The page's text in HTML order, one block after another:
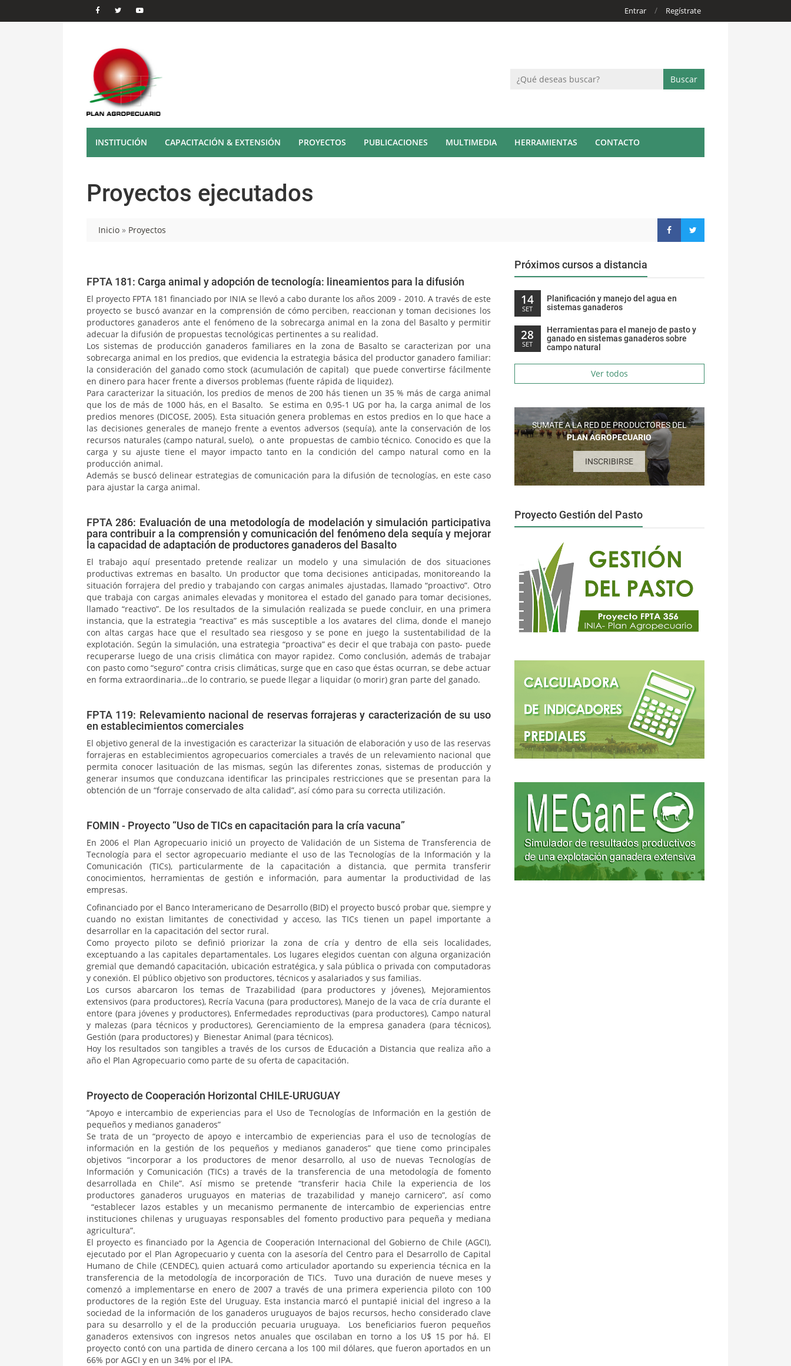
Entrar / Regístrate
INSTITUCIÓN CAPACITACIÓN & EXTENSIÓN PROYECTOS PUBLICACIONES MULTIMEDIA HERRAMIENTAS CONTACTO
Proyectos ejecutados
Inicio » Proyectos
FPTA 181: Carga animal y adopción de tecnología: lineamientos para la difusión
El proyecto FPTA 181 financiado por INIA se llevó a cabo durante los años 2009 - 2010. A través de este
proyecto se buscó avanzar en la comprensión de cómo perciben, reaccionan y toman decisiones los
productores ganaderos ante el fenómeno de la sobrecarga animal en la zona del Basalto y permitir
adecuar la difusión de propuestas tecnológicas pertinentes a su realidad.
Los sistemas de producción ganaderos familiares en la zona de Basalto se caracterizan por una
sobrecarga animal en los predios, que evidencia la estrategia básica del productor ganadero familiar:
la consideración del ganado como stock (acumulación de capital) que puede convertirse fácilmente
en dinero para hacer frente a diversos problemas (fuente rápida de liquidez).
Para caracterizar la situación, los predios de menos de 200 hás tienen un 35 % más de carga animal
que los de más de 1000 hás, en el Basalto. Se estima en 0,95-1 UG por ha, la carga animal de los
predios menores (DICOSE, 2005). Esta situación genera problemas en estos predios en lo que hace a
las decisiones generales de manejo frente a eventos adversos (sequía), ante la conservación de los
recursos naturales (campo natural, suelo), o ante propuestas de cambio técnico. Conocido es que la
carga y su ajuste tiene el mayor impacto tanto en la condición del campo natural como en la
producción animal.
Además se buscó delinear estrategias de comunicación para la difusión de tecnologías, en este caso
para ajustar la carga animal.
FPTA 286: Evaluación de una metodología de modelación y simulación participativa
para contribuir a la comprensión y comunicación del fenómeno dela sequía y mejorar
la capacidad de adaptación de productores ganaderos del Basalto
El trabajo aquí presentado pretende realizar un modelo y una simulación de dos situaciones
productivas extremas en basalto. Un productor que toma decisiones anticipadas, monitoreando la
situación forrajera del predio y trabajando con cargas animales ajustadas, llamado “proactivo”. Otro
que trabaja con cargas animales elevadas y monitorea el estado del ganado para tomar decisiones,
llamado “reactivo”. De los resultados de la simulación realizada se puede concluir, en una primera
instancia, que la estrategia “reactiva” es más susceptible a los avatares del clima, donde el manejo
con altas cargas hace que el resultado sea riesgoso y se pone en juego la sustentabilidad de la
explotación. Según la simulación, una estrategia “proactiva” es decir el que trabaja con pasto- puede
recuperarse luego de una crisis climática con mayor rapidez. Como conclusión, además de trabajar
con pasto como “seguro” contra crisis climáticas, surge que en caso que éstas ocurran, se debe actuar
en forma extraordinaria…de lo contrario, se puede llegar a liquidar (o morir) gran parte del ganado.
FPTA 119: Relevamiento nacional de reservas forrajeras y caracterización de su uso
en establecimientos comerciales
El objetivo general de la investigación es caracterizar la situación de elaboración y uso de las reservas
forrajeras en establecimientos agropecuarios comerciales a través de un relevamiento nacional que
permita conocer lasituación de las mismas, según las diferentes zonas, sistemas de producción y
generar insumos que conduzcana identificar las principales restricciones que se presentan para la
obtención de un “forraje conservado de alta calidad”, así cómo para su correcta utilización.
FOMIN - Proyecto “Uso de TICs en capacitación para la cría vacuna”
En 2006 el Plan Agropecuario inició un proyecto de Validación de un Sistema de Transferencia de
Tecnología para el sector agropecuario mediante el uso de las Tecnologías de la Información y la
Comunicación (TICs), particularmente de la capacitación a distancia, que permita transferir
conocimientos, herramientas de gestión e información, para aumentar la productividad de las
empresas.
Cofinanciado por el Banco Interamericano de Desarrollo (BID) el proyecto buscó probar que, siempre y
cuando no existan limitantes de conectividad y acceso, las TICs tienen un papel importante a
desarrollar en la capacitación del sector rural.
Como proyecto piloto se definió priorizar la zona de cría y dentro de ella seis localidades,
exceptuando a las capitales departamentales. Los lugares elegidos cuentan con alguna organización
gremial que demandó capacitación, ubicación estratégica, y sala pública o privada con computadoras
y conexión. El público objetivo son productores, técnicos y asalariados y sus familias.
Los cursos abarcaron los temas de Trazabilidad (para productores y jóvenes), Mejoramientos
extensivos (para productores), Recría Vacuna (para productores), Manejo de la vaca de cría durante el
entore (para jóvenes y productores), Enfermedades reproductivas (para productores), Campo natural
y malezas (para técnicos y productores), Gerenciamiento de la empresa ganadera (para técnicos),
Gestión (para productores) y Bienestar Animal (para técnicos).
Hoy los resultados son tangibles a través de los cursos de Educación a Distancia que realiza año a
año el Plan Agropecuario como parte de su oferta de capacitación.
Proyecto de Cooperación Horizontal CHILE-URUGUAY
“Apoyo e intercambio de experiencias para el Uso de Tecnologías de Información en la gestión de
pequeños y medianos ganaderos”
Se trata de un “proyecto de apoyo e intercambio de experiencias para el uso de tecnologías de
información en la gestión de los pequeños y medianos ganaderos” que tiene como principales
objetivos “incorporar a los productores de menor desarrollo, al uso de nuevas Tecnologías de
Información y Comunicación (TICs) a través de la transferencia de una metodología de fomento
desarrollada en Chile”. Así mismo se pretende “transferir hacia Chile la experiencia de los
productores ganaderos uruguayos en materias de trazabilidad y manejo carnicero”, así como
“establecer lazos estables y un mecanismo permanente de intercambio de experiencias entre
instituciones chilenas y uruguayas responsables del fomento productivo para pequeña y mediana
agricultura”.
El proyecto es financiado por la Agencia de Cooperación Internacional del Gobierno de Chile (AGCI),
ejecutado por el Plan Agropecuario y cuenta con la asesoría del Centro para el Desarrollo de Capital
Humano de Chile (CENDEC), quien actuará como articulador aportando su experiencia técnica en la
transferencia de la metodología de incorporación de TICs. Tuvo una duración de nueve meses y
comenzó a implementarse en enero de 2007 a través de una primera experiencia piloto con 100
productores de la región Este del Uruguay. Esta instancia marcó el puntapié inicial del ingreso a la
sociedad de la información de los ganaderos uruguayos de bajos recursos, hecho considerado clave
para su desarrollo y el de la producción pecuaria uruguaya. Los beneficiarios fueron pequeños
ganaderos extensivos con ingresos netos anuales que oscilaban en torno a los U$ 15 por há. El
proyecto contó con una partida de dinero cercana a los 100 mil dólares, que fueron aportados en un
66% por AGCI y en un 34% por el IPA.
Próximos cursos a distancia
14
SET
Planificación y manejo del agua en
sistemas ganaderos
28
SET
Herramientas para el manejo de pasto y
ganado en sistemas ganaderos sobre
campo natural
Ver todos
SUMATE A LA RED DE PRODUCTORES DEL
PLAN AGROPECUARIO
INSCRIBIRSE
Proyecto Gestión del Pasto